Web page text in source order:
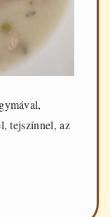
tejszínnel, az